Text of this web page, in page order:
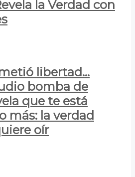
la Verdad con
libertad…
bomba de
que te está
más: la verdad
oír